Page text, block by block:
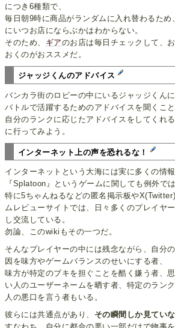
につき6種類で、
毎日朝9時に商品がランダムに入れ替わるため
にいつお店にならぶかはわからない。
そのため、 ギアのお店は毎日チェックして、
おくのがおススメだ。
ジャッジくんのアドバイス
バンカラ街のロビーの中にいるジャッジくんに
バトルで活躍するためのアドバイスを聞くこと
自分のランクに応じたアドバイスをしてくれ
に行ってみよう。
インターネット上の声を恐れるな！
インターネットという大海には実に多くの情
『Splatoon』というゲームに関しても例外では
特に5ちゃんねるなどの匿名掲示板や
ムレビューサイトでは、日々多くのプレイヤ
し交流している。
勿論、このwikiもその一つだ。
そんなプレイヤーの中には残念ながら、自分
因を味方やゲームバランスのせいにする者、
味方が特定のブキを担ぐことを酷く嫌う者、
い人のユーザーネームを晒す者、特定のラン
人の悪口を言う者もいる。
彼らには共通点があり、 その瞬間しか見てい